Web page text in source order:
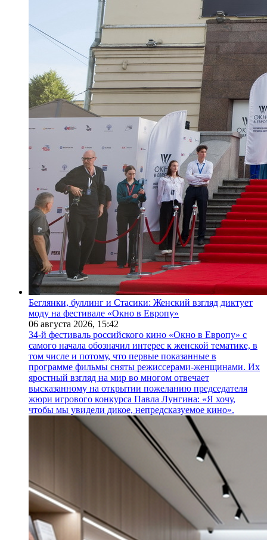
Беглянки, буллинг и Стасики: Женский взгляд диктует
моду на фестивале «Окно в Европу»
06 августа 2026, 15:42
34-й фестиваль российского кино «Окно в Европу» с
самого начала обозначил интерес к женской тематике, в
том числе и потому, что первые показанные в
программе фильмы сняты режиссерами-женщинами. Их
яростный взгляд на мир во многом отвечает
высказанному на открытии пожеланию председателя
жюри игрового конкурса Павла Лунгина: «Я хочу,
чтобы мы увидели дикое, непредсказуемое кино».